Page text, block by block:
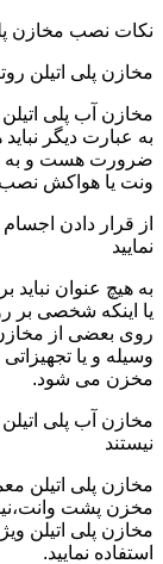
نکات نصب مخازن
مخازن پلی اتیلن
مخازن آب پلی اتیلن
به عبارت دیگر
ضرورت هست و به
ونت یا هواکش
از قرار دادن
نمایید
به هیچ عنوان
یا اینکه شخصی بر
روی بعضی از
وسیله و یا
مخزن می شود.
مخازن آب پلی
نیستند
مخازن پلی اتیلن
مخزن پشت
مخازن پلی اتیلن
استفاده نمایید.